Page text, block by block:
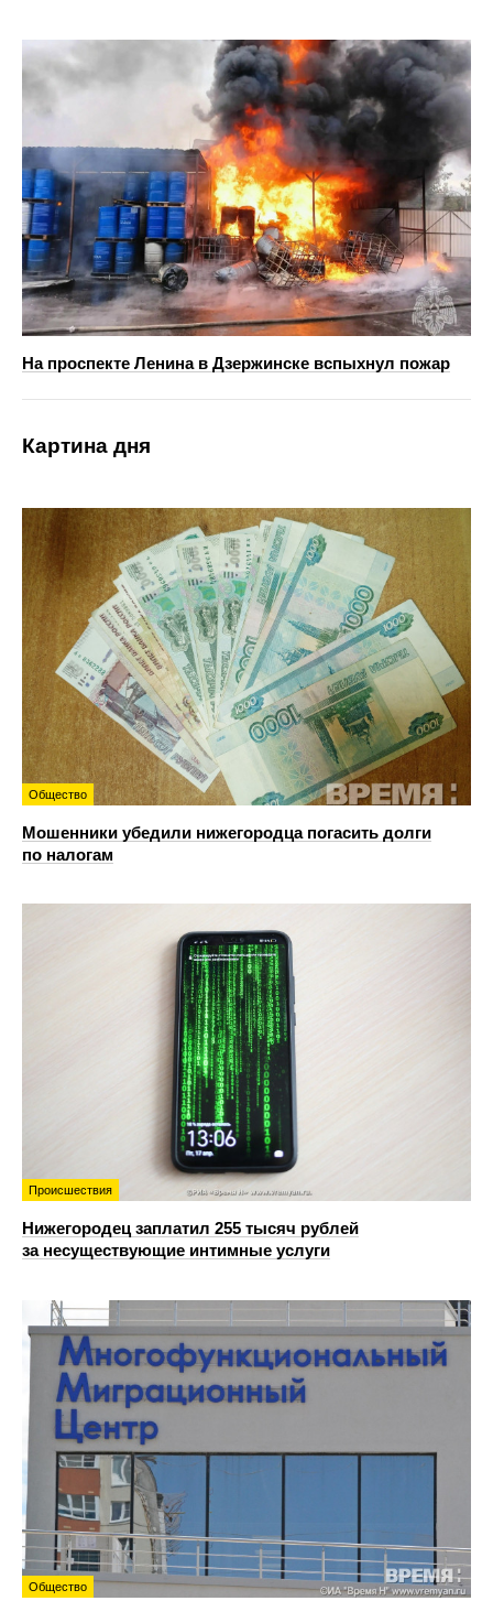
На проспекте Ленина в Дзержинске вспыхнул пожар
Картина дня
Общество
Мошенники убедили нижегородца погасить долги
по налогам
Происшествия
Нижегородец заплатил 255 тысяч рублей
за несуществующие интимные услуги
Общество